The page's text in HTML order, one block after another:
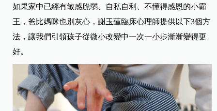
如果家中已經有敏感脆弱、自私自利、不懂得感恩的小霸
王，爸比媽咪也別灰心，謝玉蓮臨床心理師提供以下3個方
法，讓我們引領孩子從微小改變中一次一小步漸漸變得更
好。